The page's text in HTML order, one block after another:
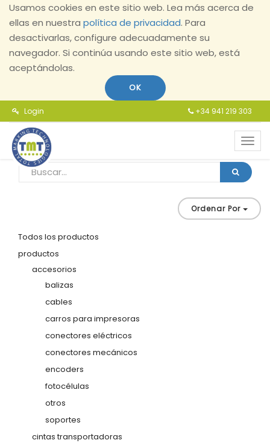
Usamos cookies en este sitio web. Lea más acerca de
ellas en nuestra política de privacidad. Para
desactivarlas, configure adecuadamente su
navegador. Si continúa usando este sitio web, está
aceptándolas.
OK
+34 941 219 303
Login
Ordenar Por
Todos los productos
productos
accesorios
balizas
cables
carros para impresoras
conectores eléctricos
conectores mecánicos
encoders
fotocélulas
otros
soportes
cintas transportadoras